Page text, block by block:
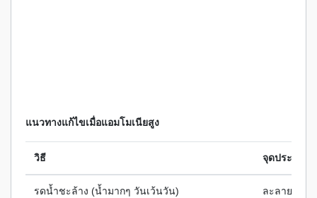
แนวทางแก้ไขเมื่อแอมโมเนียสูง
วิธี จุดประสงค์
รดน้ำชะล้าง (น้ำมากๆ วันเว้นวัน) ละลายและ